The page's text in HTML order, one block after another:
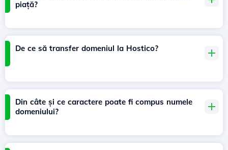
piață?
De ce să transfer domeniul la Hostico?
Din câte și ce caractere poate fi compus numele
domeniului?